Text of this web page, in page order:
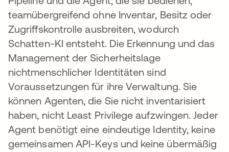
teamübergreifend ohne Inventar, Besitz oder
Zugriffskontrolle ausbreiten, wodurch
Schatten-KI entsteht. Die Erkennung und das
Management der Sicherheitslage
nichtmenschlicher Identitäten sind
Voraussetzungen für ihre Verwaltung. Sie
können Agenten, die Sie nicht inventarisiert
haben, nicht Least Privilege aufzwingen. Jeder
Agent benötigt eine eindeutige Identity, keine
gemeinsamen API-Keys und keine übermäßig